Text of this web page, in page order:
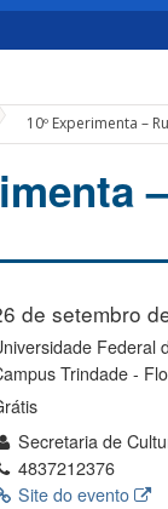
10º Experimenta –
de setembro
Federal
Trindade -
Secretaria de
4837212376
Site do evento